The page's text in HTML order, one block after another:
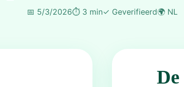
📅 5/3/2026⏱️ 3 min✓ Geverifieerd🌍 NL